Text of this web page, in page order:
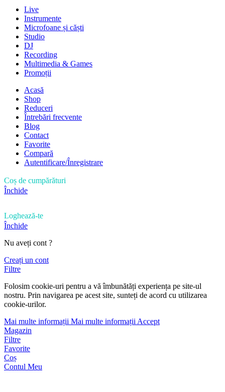
Live
Instrumente
Microfoane și căști
Studio
DJ
Recording
Multimedia & Games
Promoții
Acasă
Shop
Reduceri
Întrebări frecvente
Blog
Contact
Favorite
Compară
Autentificare/Înregistrare
Coș de cumpărături
Închide
Loghează-te
Închide
Nu aveți cont ?
Creați un cont
Filtre
Folosim cookie-uri pentru a vă îmbunătăți experiența pe site-ul
nostru. Prin navigarea pe acest site, sunteți de acord cu utilizarea
cookie-urilor.
Mai multe informații Mai multe informații Accept
Magazin
Filtre
Favorite
Coș
Contul Meu